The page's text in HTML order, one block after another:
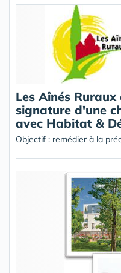
Les Aînés
signature d'une
avec Habitat &
Objectif : remédier à la